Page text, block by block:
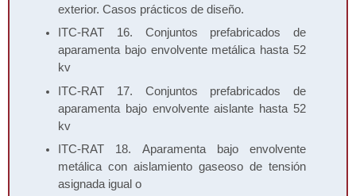
exterior. Casos prácticos de diseño.
ITC-RAT 16. Conjuntos prefabricados de
aparamenta bajo envolvente metálica hasta 52
kv
ITC-RAT 17. Conjuntos prefabricados de
aparamenta bajo envolvente aislante hasta 52
kv
ITC-RAT 18. Aparamenta bajo envolvente
metálica con aislamiento gaseoso de tensión
asignada igual o